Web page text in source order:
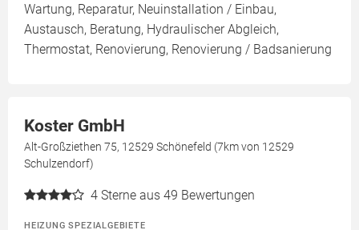
Wartung, Reparatur, Neuinstallation / Einbau,
Austausch, Beratung, Hydraulischer Abgleich,
Thermostat, Renovierung, Renovierung / Badsanierung
Koster GmbH
Alt-Großziethen 75, 12529 Schönefeld (7km von 12529
Schulzendorf)
4 Sterne aus 49 Bewertungen
HEIZUNG SPEZIALGEBIETE